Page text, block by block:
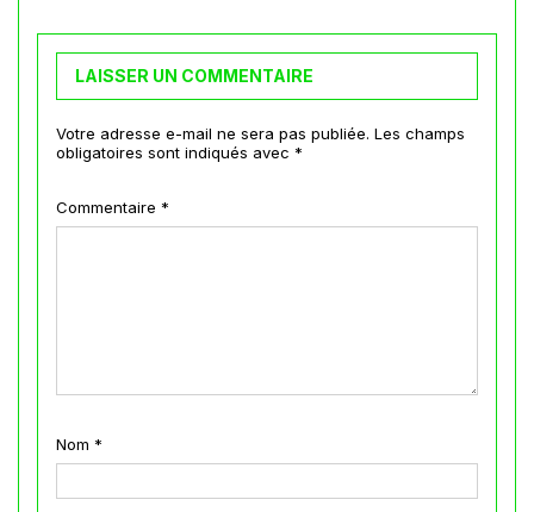
LAISSER UN COMMENTAIRE
Votre adresse e-mail ne sera pas publiée. Les champs
obligatoires sont indiqués avec *
Commentaire *
Nom *